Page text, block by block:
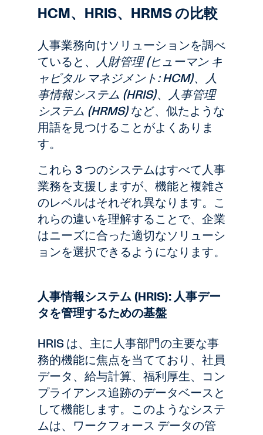
HCM、HRIS、HRMS の比較
人事業務向けソリューションを調べ
ていると、 人財管理 (ヒューマン キ
ャピタル マネジメント: HCM)、人
事情報システム (HRIS)、 人事管理
システム (HRMS)など、似たような
用語を見つけることがよくありま
す。
これら 3 つのシステムはすべて人事
業務を支援しますが、機能と複雑さ
のレベルはそれぞれ異なります。こ
れらの違いを理解することで、企業
はニーズに合った適切なソリューシ
ョンを選択できるようになります。
人事情報システム (HRIS): 人事デー
タを管理するための基盤
HRIS は、主に人事部門の主要な事
務的機能に焦点を当てており、社員
データ、給与計算、福利厚生、コン
プライアンス追跡のデータベースと
して機能します。このようなシステ
ムは、ワークフォース データの管